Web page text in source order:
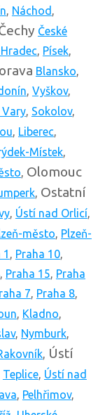
, Náchod ,
České
, Písek,
Blansko,
, Vyškov,
Vary, Sokolov,
, Liberec,
Místek,
, Olomouc
, Ostatní
, Ústí nad Orlicí,
město, Plzeň-
1 , Praha 10,
, Praha 15, Praha
7, Praha 8,
, Kladno,
, Nymburk,
, Ústí
Teplice, Ústí nad
, Pelhřimov,